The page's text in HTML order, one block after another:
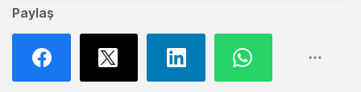
Paylaş